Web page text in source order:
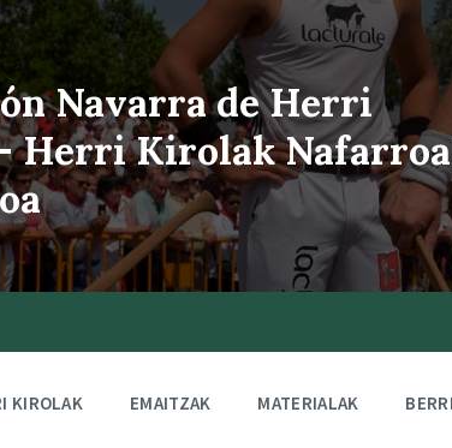
Navarra de Herri
Herri Kirolak
KIROLAK EMAITZAK MATERIALAK